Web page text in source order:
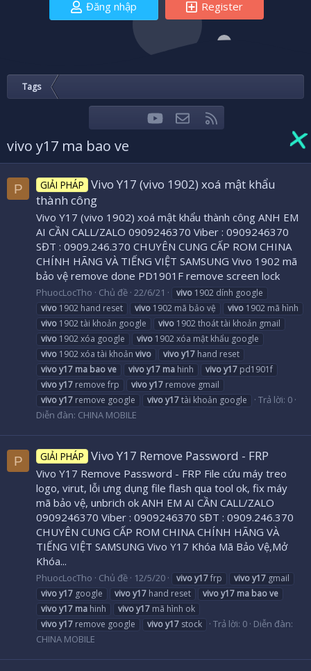
Đăng nhập Register
Tags
FacebookTwitteryoutubeLiên hệ
vivo y17 ma bao ve
P GIẢI PHÁP Vivo Y17 (vivo 1902) xoá mật khẩu
thành công
Vivo Y17 (vivo 1902) xoá mật khẩu thành công ANH EM
AI CẦN CALL/ZALO 0909246370 Viber : 0909246370
SĐT : 0909.246.370 CHUYÊN CUNG CẤP ROM CHINA
CHÍNH HÃNG VÀ TIẾNG VIỆT SAMSUNG Vivo 1902 mã
bảo vệ remove done PD1901F remove screen lock
PhuocLocTho Chủ đề 22/6/21 vivo 1902 dính google
vivo 1902 hand reset vivo 1902 mã bảo vệ vivo 1902 mã hình
vivo 1902 tài khoản google vivo 1902 thoát tài khoản gmail
vivo 1902 xóa google vivo 1902 xóa mật khẩu google
vivo 1902 xóa tài khoản vivo vivoy17 hand reset
vivoy17 ma baove vivoy17 ma hinh vivoy17 pd1901f
vivoy17 remove frp vivoy17 remove gmail
vivoy17 remove google vivoy17tài khoản google
Trả lời: 0
Diễn đàn: CHINA MOBILE
P GIẢI PHÁP Vivo Y17 Remove Password - FRP
Vivo Y17 Remove Password - FRP File cứu máy treo
logo, virut, lỗi ưng dụng file flash qua tool ok, fix máy
mã bảo vệ, unbrich ok ANH EM AI CẦN CALL/ZALO
0909246370 Viber : 0909246370 SĐT : 0909.246.370
CHUYÊN CUNG CẤP ROM CHINA CHÍNH HÃNG VÀ
TIẾNG VIỆT SAMSUNG Vivo Y17 Khóa Mã Bảo Vệ,Mở
Khóa...
PhuocLocTho Chủ đề 12/5/20 vivoy17frp vivoy17 gmail
vivoy17 google vivoy17 hand reset vivoy17 ma baove
vivoy17 ma hinh vivoy17 mã hình ok
vivoy17 remove google vivoy17 stock Trả lời: 0 Diễn đàn:
CHINA MOBILE